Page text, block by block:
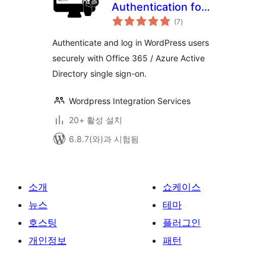
Authentication for
WordPress
(7전
체
점
)
Authenticate and log in WordPress users
securely with Office 365 / Azure Active
Directory single sign-on.
Wordpress Integration Services
20+ 활성 설치
6.8.7(와)과 시험됨
소개
뉴스
호스팅
개인정보
쇼케이스
테마
플러그인
패턴